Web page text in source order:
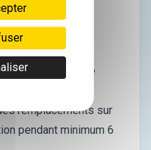
est une
comprise
an, contre
remplacements sur
pendant minimum 6